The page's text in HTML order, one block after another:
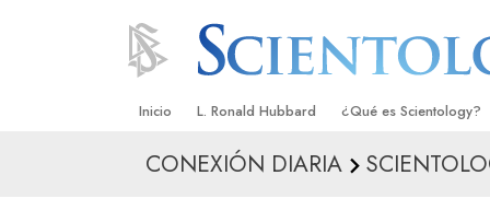
Inicio L. Ronald Hubbard ¿Qué es Scientology?
Creencias y Prácticas
CONEXIÓN DIARIA